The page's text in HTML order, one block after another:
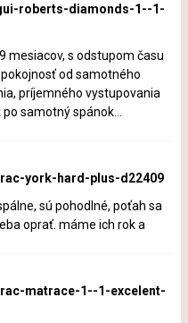
roberts-diamonds-1--1-
mesiacov, s odstupom času
od samotného
príjemného vystupovania
samotný spánok...
york-hard-plus-d22409
sú pohodlné, poťah sa
oprať. máme ich rok a
matrace-1--1-excelent-